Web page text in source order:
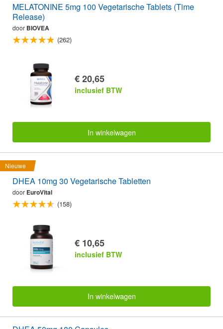
MELATONINE 5mg 100 Vegetarische Tablets (Time
Release)
door BIOVEA
(262)
€ 20,65
inclusief BTW
In winkelwagen
Nieuwe
DHEA 10mg 30 Vegetarische Tabletten
door EuroVital
(158)
€ 10,65
inclusief BTW
In winkelwagen